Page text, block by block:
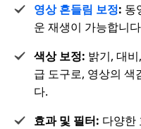
영상 흔들림 보정: 동
운 재생이 가능합니
색상 보정: 밝기, 대
급 도구로, 영상의 색
다.
효과 및 필터: 다양한